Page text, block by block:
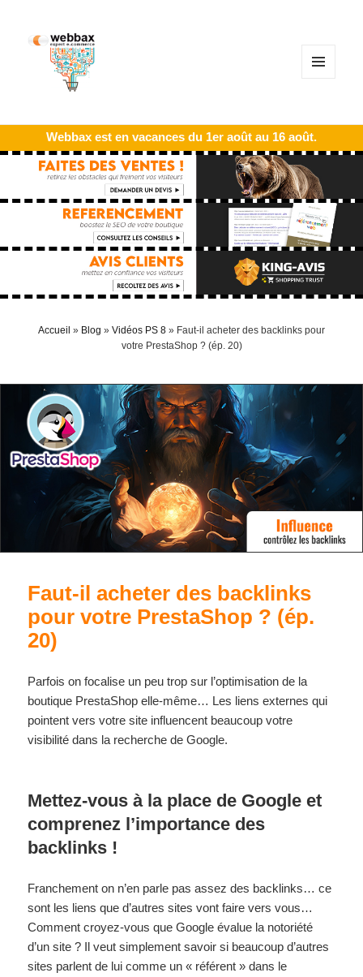
Webbax est en vacances du 1er août au 16 août.
Accueil » Blog » Vidéos PS 8 » Faut-il acheter des backlinks pour
votre PrestaShop ? (ép. 20)
Faut-il acheter des backlinks
pour votre PrestaShop ? (ép.
20)
Parfois on focalise un peu trop sur l’optimisation de la
boutique PrestaShop elle-même… Les liens externes qui
pointent vers votre site influencent beaucoup votre
visibilité dans la recherche de Google.
Mettez-vous à la place de Google et
comprenez l’importance des
backlinks !
Franchement on n’en parle pas assez des backlinks… ce
sont les liens que d’autres sites vont faire vers vous…
Comment croyez-vous que Google évalue la notoriété
d’un site ? Il veut simplement savoir si beaucoup d’autres
sites parlent de lui comme un « référent » dans le